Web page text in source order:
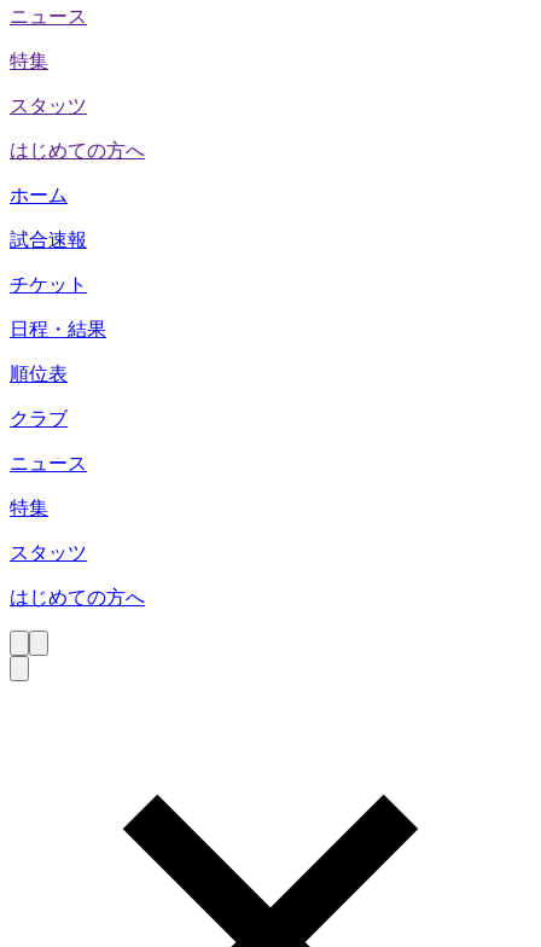
ニュース
特集
スタッツ
はじめての方へ
ホーム
試合速報
チケット
日程・結果
順位表
クラブ
ニュース
特集
スタッツ
はじめての方へ